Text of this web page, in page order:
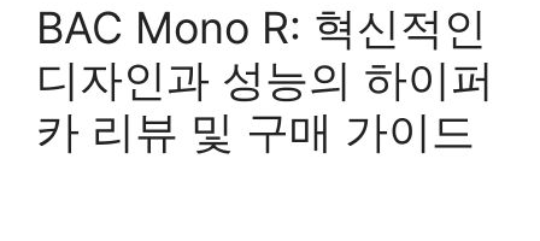
BAC Mono R: 혁신적인
디자인과 성능의 하이퍼
카 리뷰 및 구매 가이드